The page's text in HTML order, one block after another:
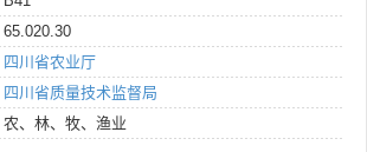
65.020.30
四川省农业厅
四川省质量技术监督局
农、林、牧、渔业